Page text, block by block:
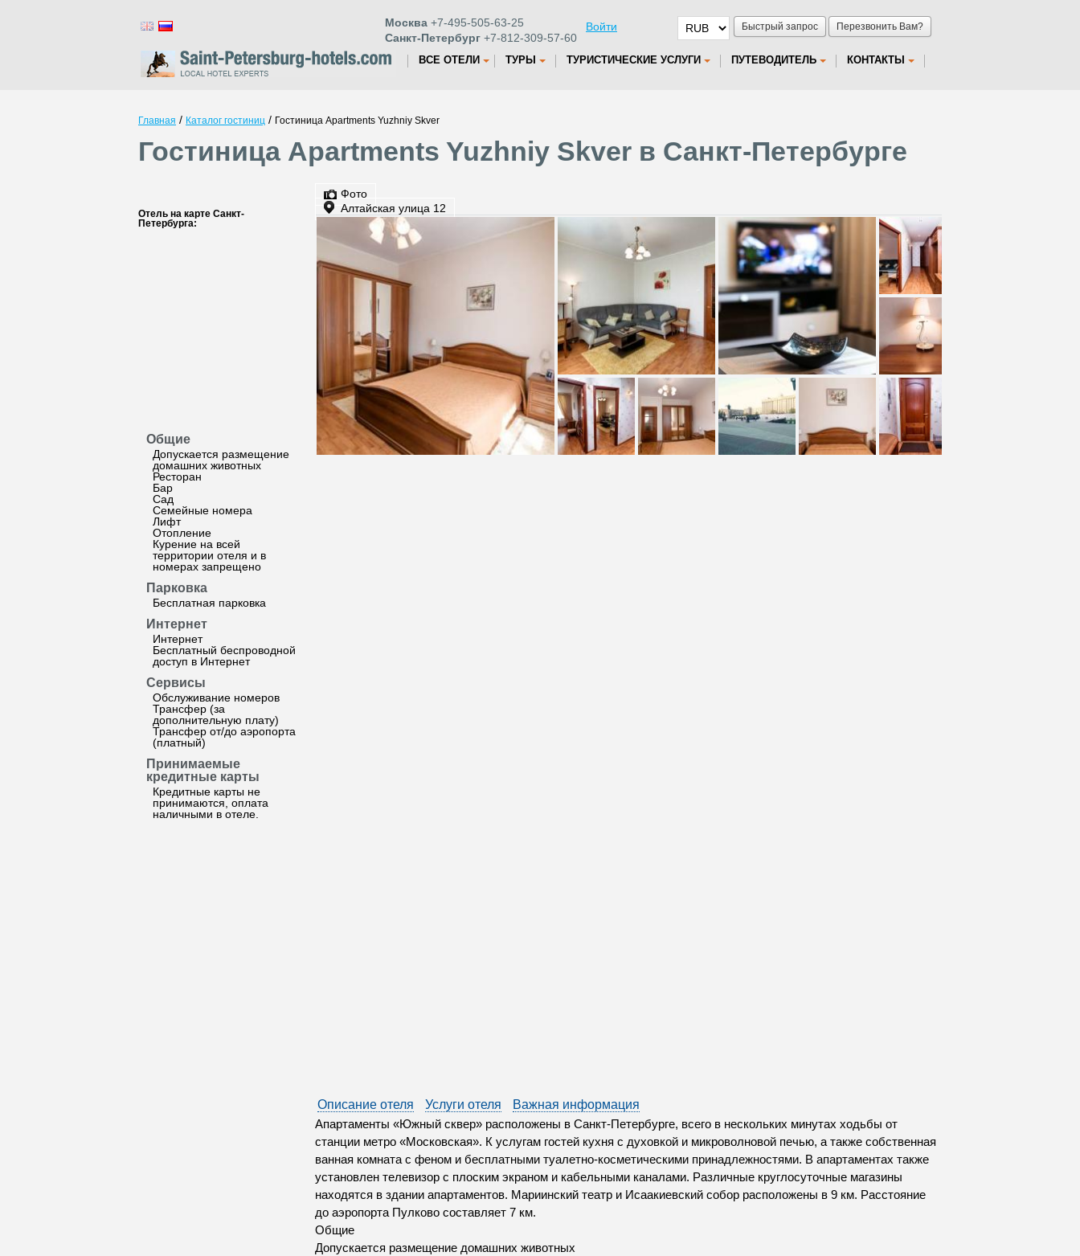
Быстрый запрос Перезвонить Вам?
Москва +7-495-505-63-25
Санкт-Петербург +7-812-309-57-60
Войти
ВСЕ ОТЕЛИ ТУРЫ ТУРИСТИЧЕСКИЕ УСЛУГИ ПУТЕВОДИТЕЛЬ КОНТАКТЫ
Главная / Каталог гостиниц / Гостиница Apartments Yuzhniy Skver
Гостиница Apartments Yuzhniy Skver в Санкт-Петербурге
Отель на карте Санкт-
Петербурга:
Общие
Допускается размещение
домашних животных
Ресторан
Бар
Сад
Семейные номера
Лифт
Отопление
Курение на всей
территории отеля и в
номерах запрещено
Парковка
Бесплатная парковка
Интернет
Интернет
Бесплатный беспроводной
доступ в Интернет
Сервисы
Обслуживание номеров
Трансфер (за
дополнительную плату)
Трансфер от/до аэропорта
(платный)
Принимаемые
кредитные карты
Кредитные карты не
принимаются, оплата
наличными в отеле.
Фото
Алтайская улица 12
Описание отеля Услуги отеля
Важная информация
Апартаменты «Южный сквер» расположены в Санкт-Петербурге, всего в нескольких минутах ходьбы от
станции метро «Московская». К услугам гостей кухня с духовкой и микроволновой печью, а также собственная
ванная комната с феном и бесплатными туалетно-косметическими принадлежностями. В апартаментах также
установлен телевизор с плоским экраном и кабельными каналами. Различные круглосуточные магазины
находятся в здании апартаментов. Мариинский театр и Исаакиевский собор расположены в 9 км. Расстояние
до аэропорта Пулково составляет 7 км.
Общие
Допускается размещение домашних животных